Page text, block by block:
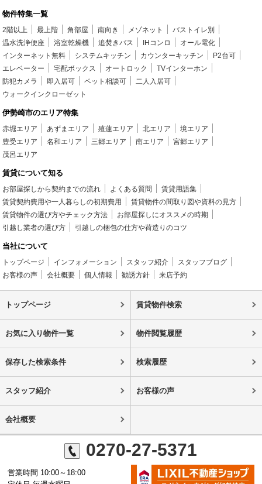
物件特集一覧
2階以上 最上階 角部屋 南向き メゾネット
バストイレ別
温水洗浄便座
浴室乾燥機 追焚きバス IHコンロ
オール電化
インターネット無料
システムキッチン カウンターキッチン
P2台可
エレベーター
宅配ボックス オートロック
TVインターホン
防犯カメラ
即入居可 ペット相談可
二人入居可
ウォークインクローゼット
伊勢崎市のエリア特集
赤堀エリア あずまエリア 殖蓮エリア 北エリア
境エリア
豊受エリア
名和エリア 三郷エリア 南エリア
宮郷エリア
茂呂エリア
賃貸について知る
お部屋探しから契約までの流れ よくある質問
賃貸用語集
賃貸契約費用や一人暮らしの初期費用
賃貸物件の間取り図や資料の見方
賃貸物件の選び方やチェック方法
お部屋探しにオススメの時期
引越し業者の選び方
引越しの梱包の仕方や荷造りのコツ
当社について
トップページ インフォメーション スタッフ紹介
スタッフブログ
お客様の声
会社概要 個人情報 勧誘方針 来店予約
トップページ 賃貸物件検索
お気に入り物件一覧 物件閲覧履歴
保存した検索条件 検索履歴
スタッフ紹介 お客様の声
会社概要
0270-27-5371
営業時間 10:00～18:00